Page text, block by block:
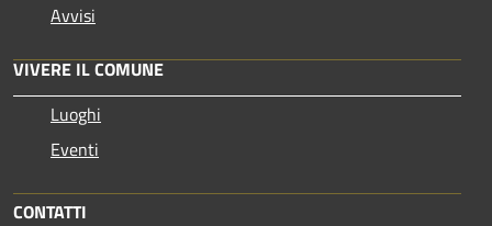
Avvisi
VIVERE IL COMUNE
Luoghi
Eventi
CONTATTI